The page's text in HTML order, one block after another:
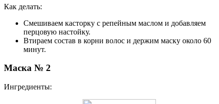
Как делать:
Смешиваем касторку с репейным маслом и добавляем
перцовую настойку.
Втираем состав в корни волос и держим маску около 60
минут.
Маска № 2
Ингредиенты: